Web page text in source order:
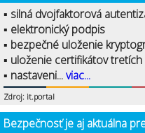
▪ silná dvojfaktorová
▪ elektronický podpis
▪ bezpečné uloženie
▪ uloženie certifikátov
▪ nastaveni...viac...
Zdroj: it.portal
Bezpečnosť je aj aktuálna